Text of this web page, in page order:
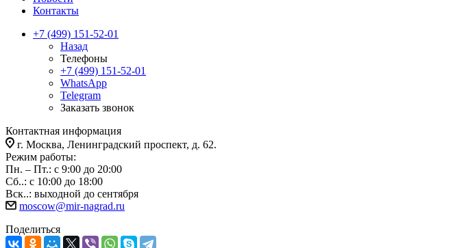
Контакты
+7 (499) 151-52-01
Назад
Телефоны
+7 (499) 151-52-01
WhatsApp
Telegram
Заказать звонок
Контактная информация
г. Москва, Ленинградский проспект, д. 62.
Режим работы:
Пн. – Пт.: с 9:00 до 20:00
Сб..: с 10:00 до 18:00
Вск..: выходной до сентября
moscow@mir-nagrad.ru
Поделиться